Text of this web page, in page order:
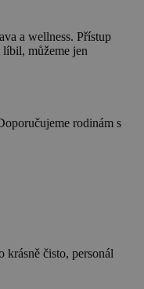
a wellness. Přístup
líbil, můžeme jen
rodinám s
čisto, personál